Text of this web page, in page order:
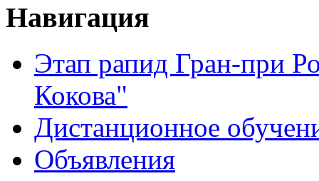
Навигация
Этап рапид Гран-при
Кокова"
Дистанционное
Объявления